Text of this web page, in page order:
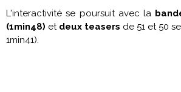
L'interactivité se poursuit avec la
(1min48) et deux teasers de 51 et 50
1min41).